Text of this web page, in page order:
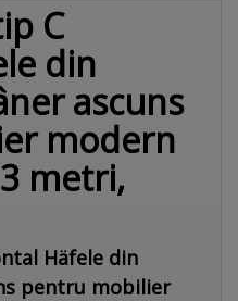
C
din
ascuns
modern
metri,
Häfele din
pentru mobilier